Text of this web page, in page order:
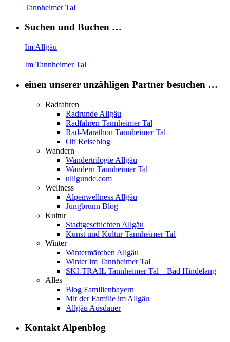
Tannheimer Tal
Suchen und Buchen …
Im Allgäu
Im Tannheimer Tal
einen unserer unzähligen Partner besuchen …
Radfahren
Radrunde Allgäu
Radfahren Tannheimer Tal
Rad-Marathon Tannheimer Tal
Oh Reiseblog
Wandern
Wandertrilogie Allgäu
Wandern Tannheimer Tal
ulligunde.com
Wellness
Alpenwellness Allgäu
Jungbrunn Blog
Kultur
Stadtgeschichten Allgäu
Kunst und Kultur Tannheimer Tal
Winter
Wintermärchen Allgäu
Winter im Tannheimer Tal
SKI-TRAIL Tannheimer Tal – Bad Hindelang
Alles
Blog Familienbayern
Mit der Familie im Allgäu
Allgäu Ausdauer
Kontakt Alpenblog